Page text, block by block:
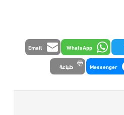
WhatsApp
Email
Messenger طباعة